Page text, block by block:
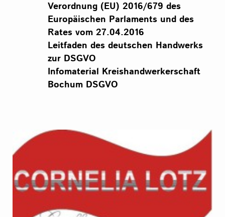
Verordnung (EU) 2016/679 des
Europäischen Parlaments und des
Rates vom 27.04.2016
Leitfaden des deutschen Handwerks
zur DSGVO
Infomaterial Kreishandwerkerschaft
Bochum DSGVO